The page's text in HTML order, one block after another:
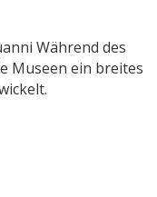
Während des
Museen ein breites